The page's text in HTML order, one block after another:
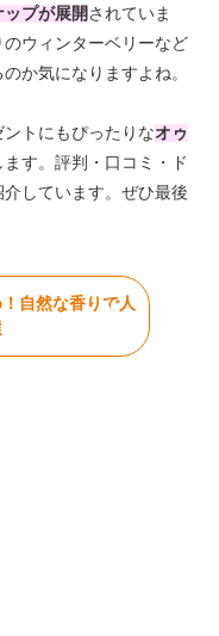
ップが展開 されていま
ウィンターベリーなど
か気になりますよね。
トにもぴったりなオゥ
ます。評判・口コミ・ド
しています。ぜひ最後
自然な香りで人